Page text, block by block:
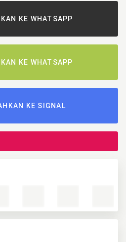
KE WHATSAPP
KE WHATSAPP
KE SIGNAL